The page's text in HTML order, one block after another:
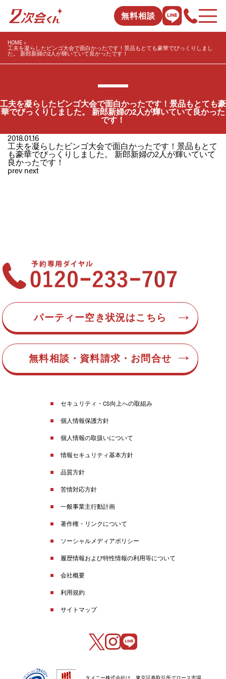
無料相談
HOME
工夫を凝らしたビンゴ大会で面白かったです！景品もとても豪華でびっくりしまし
た。 新郎新婦の2人が輝いていて良かったです！
工夫を凝らしたビンゴ大会で面白かったです！景品もとても豪
華でびっくりしました。 新郎新婦の2人が輝いていて良かった
です！
2018.01.16
工夫を凝らしたビンゴ大会で面白かったです！景品もとて
も豪華でびっくりしました。 新郎新婦の2人が輝いていて
良かったです！
prev next
パーティー空き状況はこちら
無料相談・資料請求・お問合せ
セキュリティ・CS向上への取組み
個人情報保護方針
個人情報の取扱いについて
情報セキュリティ基本方針
品質方針
苦情対応方針
一般事業主行動計画
著作権・リンクについて
ソーシャルメディアポリシー
履歴情報および特性情報の利用等について
会社概要
利用規約
サイトマップ
タメニー株式会社は、東京証券取引所グロース市場